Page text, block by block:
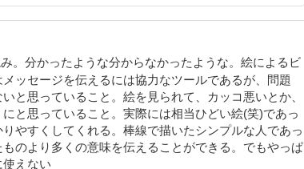
。分かったような分からなかったような。絵によるビ
ッセージを伝えるには協力なツールであるが、問題
と思っていること。絵を見られて、カッコ悪いとか、
と思っていること。実際には相当ひどい絵(笑)であっ
やすくしてくれる。棒線で描いたシンプルな人であっ
のより多くの意味を伝えることができる。でもやっぱ
えない